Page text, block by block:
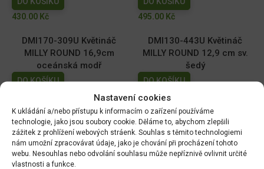
Nastavení cookies
K ukládání a/nebo přístupu k informacím o zařízení používáme
technologie, jako jsou soubory cookie. Děláme to, abychom zlepšili
zážitek z prohlížení webových stráenk. Souhlas s těmito technologiemi
nám umožní zpracovávat údaje, jako je chování při procházení tohoto
webu. Nesouhlas nebo odvolání souhlasu může nepříznivě ovlivnit určité
vlastnosti a funkce.
430.00 Kč
495.00 Kč
DMI170-309U Květináč
MILLY ROUND 16,9cm
oceánská modř
DO KOŠÍKU
DMI130-443U Květináč
MILLY ROUND 12,9 cm sv.
šedý
DO KOŠÍKU
39.00Kč
DMI110-2411U Květináč
MILLY ROUND 10,9cm tm.
zelený
DO KOŠÍKU
DMI150-443U Květináč
MILLY ROUND 14,6cm sv.
šedý
DO KOŠÍKU